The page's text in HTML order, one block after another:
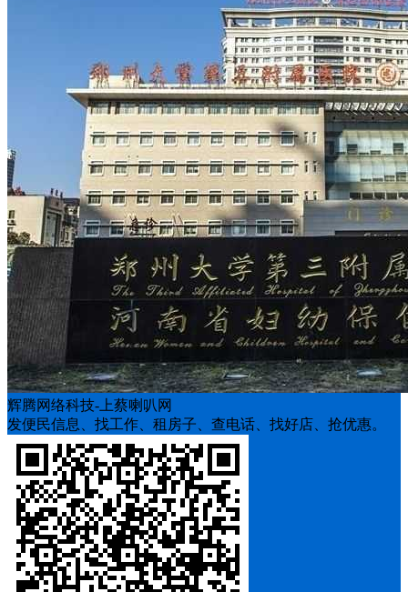
辉腾网络科技-上蔡喇叭网
发便民信息、找工作、租房子、查电话、找好店、抢优惠。